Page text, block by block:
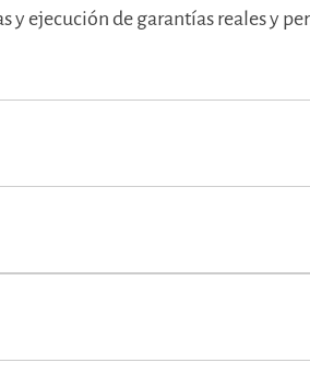
y ejecución de garantías reales y